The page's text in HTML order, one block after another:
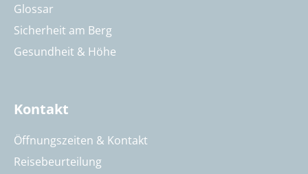
Glossar
Sicherheit am Berg
Gesundheit & Höhe
Kontakt
Öffnungszeiten & Kontakt
Reisebeurteilung